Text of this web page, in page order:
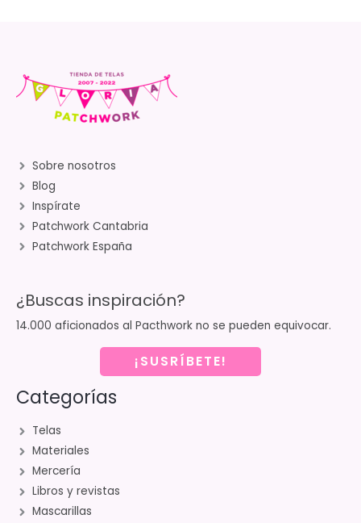
Sobre nosotros
Blog
Inspírate
Patchwork Cantabria
Patchwork España
¿Buscas inspiración?
14.000 aficionados al Pacthwork no se pueden equivocar.
¡SUSRÍBETE!
Categorías
Telas
Materiales
Mercería
Libros y revistas
Mascarillas